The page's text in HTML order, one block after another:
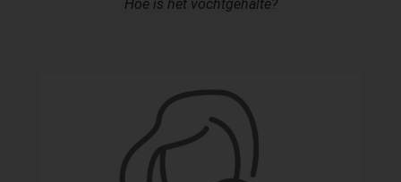
Hoe is het vochtgehalte?